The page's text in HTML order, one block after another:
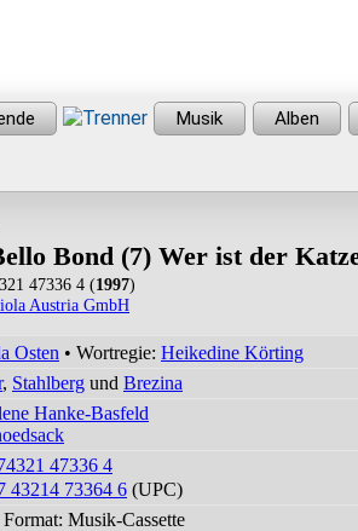
Bond (7) Wer ist der
47336 4 (1997)
Austria GmbH
Osten • Wortregie: Heikedine Körting
, Stahlberg und Brezina
Hanke-Basfeld
47336 4
43214 73364 6 (UPC)
Format: Musik-Cassette